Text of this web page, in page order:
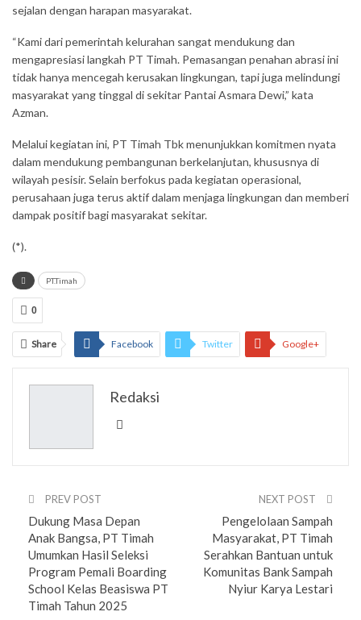
sejalan dengan harapan masyarakat.
“Kami dari pemerintah kelurahan sangat mendukung dan
mengapresiasi langkah PT Timah. Pemasangan penahan abrasi ini
tidak hanya mencegah kerusakan lingkungan, tapi juga melindungi
masyarakat yang tinggal di sekitar Pantai Asmara Dewi,” kata
Azman.
Melalui kegiatan ini, PT Timah Tbk menunjukkan komitmen nyata
dalam mendukung pembangunan berkelanjutan, khususnya di
wilayah pesisir. Selain berfokus pada kegiatan operasional,
perusahaan juga terus aktif dalam menjaga lingkungan dan memberi
dampak positif bagi masyarakat sekitar.
(*).
PT.Timah
0
Share Facebook Twitter Google+
Redaksi
PREV POST
Dukung Masa Depan
Anak Bangsa, PT Timah
Umumkan Hasil Seleksi
Program Pemali Boarding
School Kelas Beasiswa PT
Timah Tahun 2025
NEXT POST
Pengelolaan Sampah
Masyarakat, PT Timah
Serahkan Bantuan untuk
Komunitas Bank Sampah
Nyiur Karya Lestari